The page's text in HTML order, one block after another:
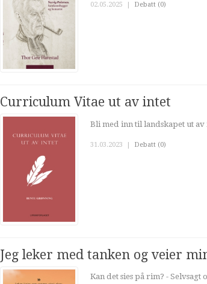
02.05.2025 Debatt (0)
Curriculum Vitae ut av intet
Bli med inn til landskapet ut
31.03.2023 | Debatt (0)
Jeg leker med tanken og veier
Kan det sies på rim? - Selvsagt